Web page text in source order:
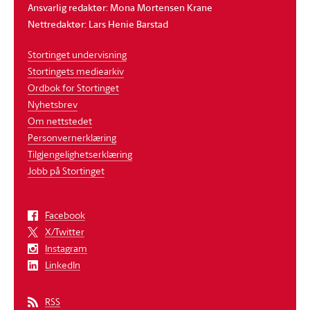
Ansvarlig redaktør: Mona Mortensen Krane
Nettredaktør: Lars Henie Barstad
Stortinget undervisning
Stortingets mediearkiv
Ordbok for Stortinget
Nyhetsbrev
Om nettstedet
Personvernerklæring
Tilgjengelighetserklæring
Jobb på Stortinget
Facebook
X/Twitter
Instagram
LinkedIn
RSS